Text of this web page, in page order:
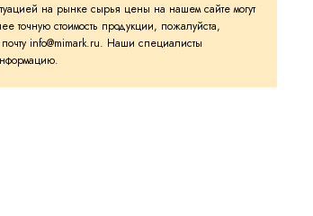
на рынке сырья цены на нашем сайте могут
точную стоимость продукции, пожалуйста,
info@mimark.ru. Наши специалисты